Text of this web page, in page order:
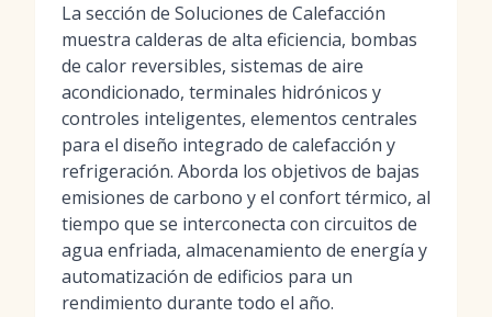
La sección de Soluciones de Calefacción
muestra calderas de alta eficiencia, bombas
de calor reversibles, sistemas de aire
acondicionado, terminales hidrónicos y
controles inteligentes, elementos centrales
para el diseño integrado de calefacción y
refrigeración. Aborda los objetivos de bajas
emisiones de carbono y el confort térmico, al
tiempo que se interconecta con circuitos de
agua enfriada, almacenamiento de energía y
automatización de edificios para un
rendimiento durante todo el año.